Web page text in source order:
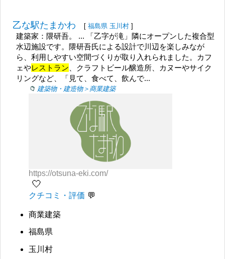
乙な駅たまかわ [ 福島県 玉川村 ]
建築家：隈研吾。 ... 「乙字が滝」隣にオープンした複合型
水辺施設です。隈研吾氏による設計で川辺を楽しみなが
ら、利用しやすい空間づくりが取り入れられました。カフ
ェやレストラン 、クラフトビール醸造所、カヌーやサイク
リングなど、「見て、食べて、飲んで...
建築物・建造物＞商業建築
https://otsuna-eki.com/
🤍
クチコミ・評価
商業建築
福島県
玉川村